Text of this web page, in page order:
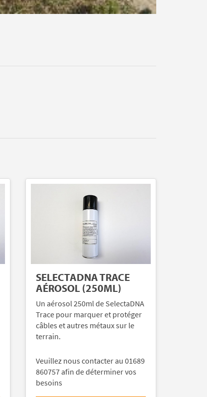
SELECTADNA TRACE
AÉROSOL (250ML)
Un aérosol 250ml de SelectaDNA
Trace pour marquer et protéger
câbles et autres métaux sur le
terrain.
Veuillez nous contacter au 01689
860757 afin de déterminer vos
besoins